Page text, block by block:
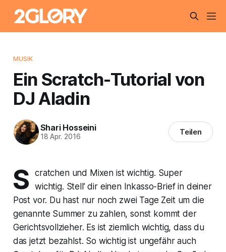
MUSIK
Ein Scratch-Tutorial von
DJ Aladin
Shari Hosseini
18 Apr. 2016 Teilen
S
cratchen und Mixen ist wichtig. Super
wichtig. Stell’ dir einen Inkasso-Brief in deiner
Post vor. Du hast nur noch zwei Tage Zeit um die
genannte Summer zu zahlen, sonst kommt der
Gerichtsvollzieher. Es ist ziemlich wichtig, dass du
das jetzt bezahlst. So wichtig ist ungefähr auch